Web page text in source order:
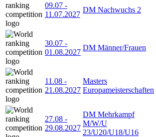
09.07 -
11.07.2027
DM Nachwuchs 2
30.07 -
01.08.2027
DM Männer/Frauen
11.08 -
21.08.2027
Masters
Europameisterschaften
27.08 -
29.08.2027
DM Mehrkampf
M/W/U
23/U20/U18/U16